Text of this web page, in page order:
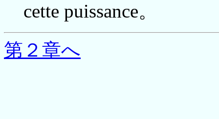
cette puissance。
第２章へ